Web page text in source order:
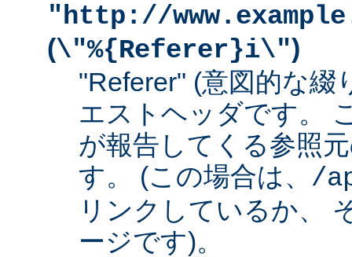
"http://
(\"%{Referer}i\")
"Referer" (意図的な綴
エストヘッダです。
が報告してくる参照
す。 (この場合は、 /
リンクしているか、
ージです)。